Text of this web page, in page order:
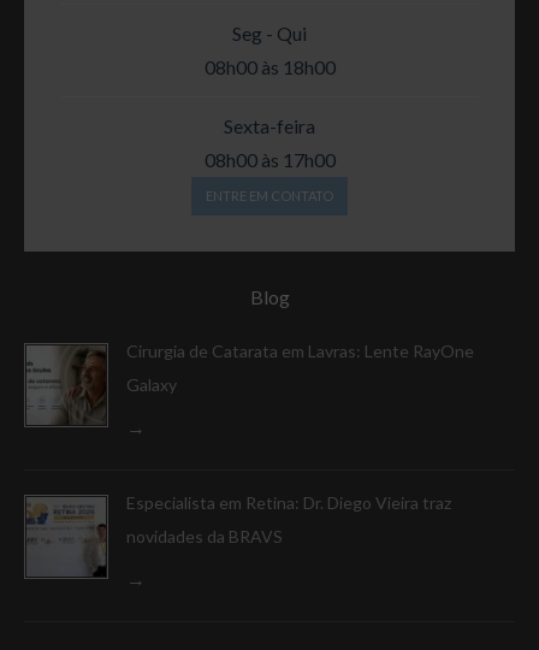
Seg - Qui
08h00 às 18h00
Sexta-feira
08h00 às 17h00
ENTRE EM CONTATO
Blog
Cirurgia de Catarata em Lavras: Lente RayOne
Galaxy
Especialista em Retina: Dr. Diego Vieira traz
novidades da BRAVS